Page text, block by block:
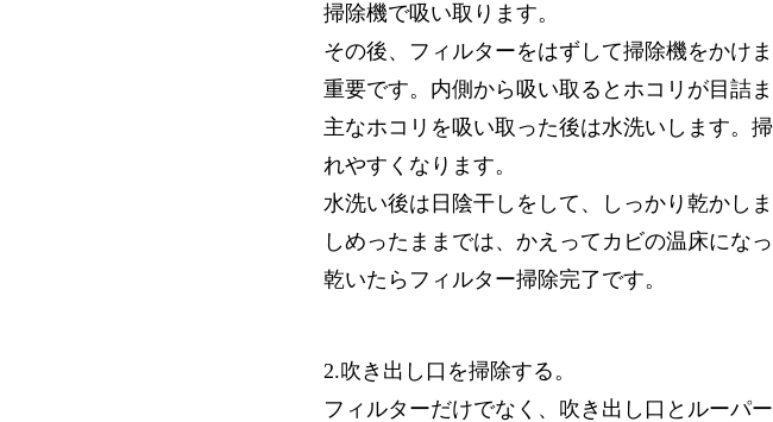
掃除機で吸い取ります。
その後、フィルターをはずして掃除機をかけ
重要です。内側から吸い取るとホコリが目詰
主なホコリを吸い取った後は水洗いします。
れやすくなります。
水洗い後は日陰干しをして、しっかり乾かしま
しめったままでは、かえってカビの温床になっ
乾いたらフィルター掃除完了です。
2.吹き出し口を掃除する。
フィルターだけでなく、吹き出し口とルーパ